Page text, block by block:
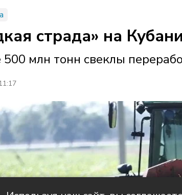
страда» на
млн тонн свеклы